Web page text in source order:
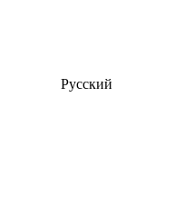
Русский